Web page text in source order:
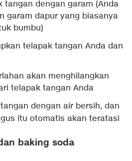
tangan dengan garam (Anda
garam dapur yang biasanya
bumbu)
telapak tangan Anda dan
akan menghilangkan
telapak tangan Anda
dengan air bersih, dan
itu otomatis akan teratasi
baking soda